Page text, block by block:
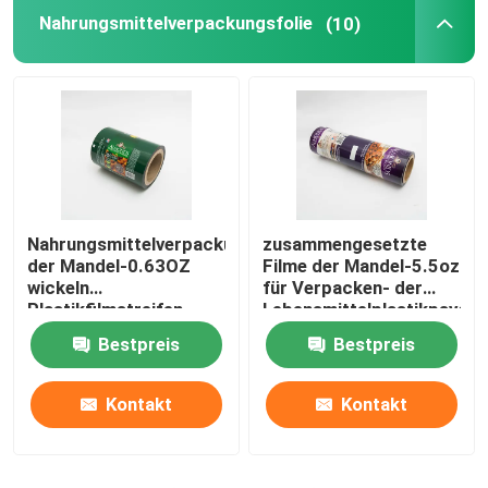
Kundenspezifische geformte Taschen
Obst- und GemüseVerpacken
Retortenbeutelverpacken
Flüssiger Tüllen-Beutel
Aluminiumfolie-Beutel
Nahrungsmittelverpackungsfolie (10)
Nahrungsmittelverpackungsfolie
der Mandel-0.63OZ
wickeln
Plastikfilmstreifen
Logo Printed ein
Bestpreis
Kontakt
zusammengesetzte
Filme der Mandel-5.5oz
für Verpacken- der
Verpackungs-Rolle
Bestpreis
Kontakt